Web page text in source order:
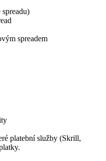
spreadem
platební služby (Skrill,